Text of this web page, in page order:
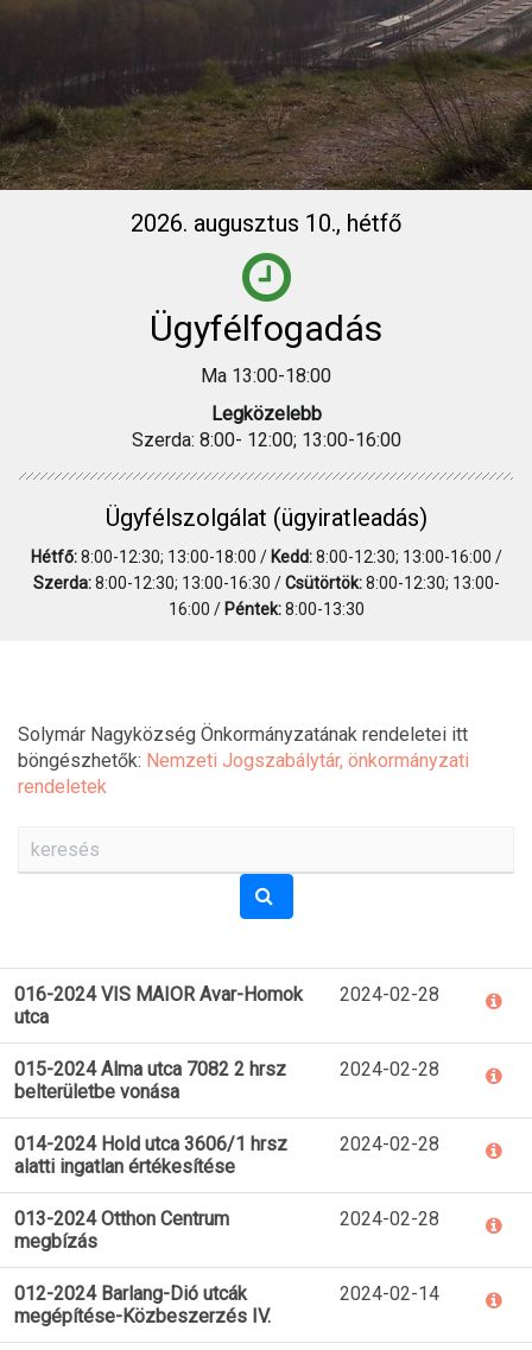
2026. augusztus 10., hétfő
Ügyfélfogadás
Ma 13:00-18:00
Legközelebb
Szerda: 8:00- 12:00; 13:00-16:00
Ügyfélszolgálat (ügyiratleadás)
Hétfő:8:00-12:30; 13:00-18:00 / Kedd:8:00-12:30; 13:00-16:00 /
Szerda:8:00-12:30; 13:00-16:30 /Csütörtök:8:00-12:30; 13:00-
16:00 / Péntek:8:00-13:30
Solymár Nagyközség Önkormányzatának rendeletei itt
böngészhetők: Nemzeti Jogszabálytár, önkormányzati
rendeletek
016-2024 VIS MAIOR Avar-Homok
utca
2024-02-28
015-2024 Alma utca 7082 2 hrsz
belterületbe vonása
2024-02-28
014-2024 Hold utca 3606/1 hrsz
alatti ingatlan értékesítése
2024-02-28
013-2024 Otthon Centrum
megbízás
2024-02-28
012-2024 Barlang-Dió utcák
megépítése-Közbeszerzés IV.
2024-02-14